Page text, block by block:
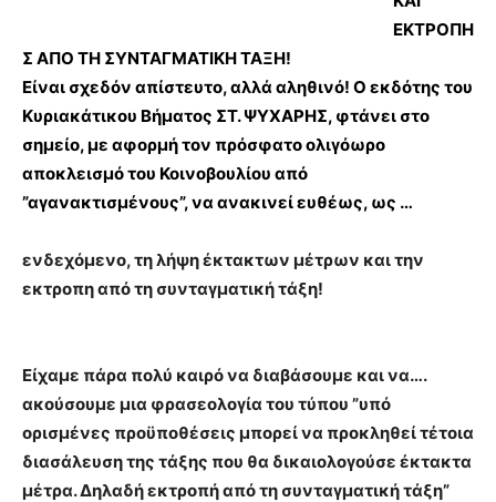
ΕΚΤΡΟΠΗ
Σ ΑΠΟ ΤΗ ΣΥΝΤΑΓΜΑΤΙΚΗ ΤΑΞΗ!
Είναι σχεδόν απίστευτο, αλλά αληθινό! Ο εκδότης του
Κυριακάτικου Βήματος ΣΤ. ΨΥΧΑΡΗΣ, φτάνει στο
σημείο, με αφορμή τον πρόσφατο ολιγόωρο
αποκλεισμό του Κοινοβουλίου από
”αγανακτισμένους”, να ανακινεί ευθέως, ως …
ενδεχόμενο, τη λήψη έκτακτων μέτρων και την
εκτροπη από τη συνταγματική τάξη!
Είχαμε πάρα πολύ καιρό να διαβάσουμε και να….
ακούσουμε μια φρασεολογία του τύπου ”υπό
ορισμένες προϋποθέσεις μπορεί να προκληθεί τέτοια
διασάλευση της τάξης που θα δικαιολογούσε έκτακτα
μέτρα. Δηλαδή εκτροπή από τη συνταγματική τάξη”